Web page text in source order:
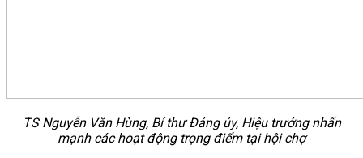
TS Nguyễn Văn Hùng, Bí thư Đảng ủy, Hiệu trưởng nhấn
mạnh các hoạt động trọng điểm tại hội chợ